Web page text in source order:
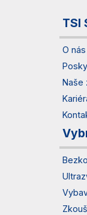
TSI
O nás
Naše